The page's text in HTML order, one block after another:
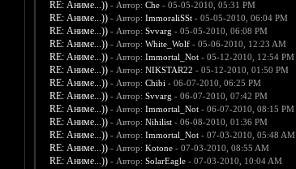
RE: Аниме...)) - Автор: Che- 05-05-2010, 05:31 PM
RE: Аниме...)) - Автор: ImmoraliSSt- 05-05-2010, 06:04 PM
RE: Аниме...)) - Автор: Svvarg - 05-05-2010, 06:08 PM
RE: Аниме...)) - Автор: White_Wolf- 05-06-2010, 12:23 AM
RE: Аниме...)) - Автор: Immortal_Not- 05-12-2010, 12:54 PM
RE: Аниме...)) - Автор: NIKSTAR22 - 05-12-2010, 01:50 PM
RE: Аниме...)) - Автор: Chibi - 06-07-2010, 06:25 PM
RE: Аниме...)) - Автор: Svvarg - 06-07-2010, 07:42 PM
RE: Аниме...)) - Автор: Immortal_Not- 06-07-2010, 08:15 PM
RE: Аниме...)) - Автор: Nihilist- 06-08-2010, 01:36 PM
RE: Аниме...)) - Автор: Immortal_Not- 07-03-2010, 05:48 AM
RE: Аниме...)) - Автор: Kotone- 07-03-2010, 08:55 AM
RE: Аниме...)) - Автор: SolarEagle- 07-03-2010, 10:04 AM